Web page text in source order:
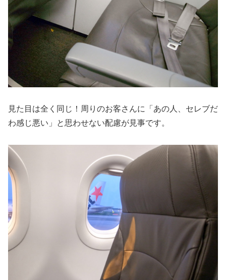
見た目は全く同じ！周りのお客さんに「あの人、セレブだ
わ感じ悪い」と思わせない配慮が見事です。